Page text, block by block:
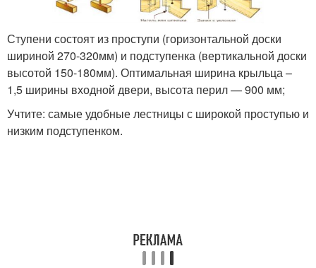
Козырек над крыльцом
Крыльцо в частном
доме
Фундамент для
Красивое крыльцо
Ступени состоят из проступи (горизонтальной доски
шириной 270-320мм) и подступенка (вертикальной доски
высотой 150-180мм). Оптимальная ширина крыльца –
1,5 ширины входной двери, высота перил — 900 мм;
Учтите: самые удобные лестницы с широкой проступью и
низким подступенком.